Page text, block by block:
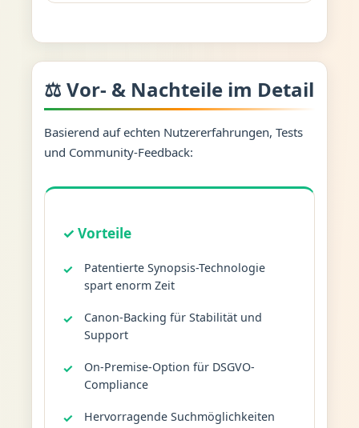
⚖️ Vor- & Nachteile im Detail
Basierend auf echten Nutzererfahrungen, Tests
und Community-Feedback:
✓ Vorteile
Patentierte Synopsis-Technologie
spart enorm Zeit
Canon-Backing für Stabilität und
Support
On-Premise-Option für DSGVO-
Compliance
Hervorragende Suchmöglichkeiten